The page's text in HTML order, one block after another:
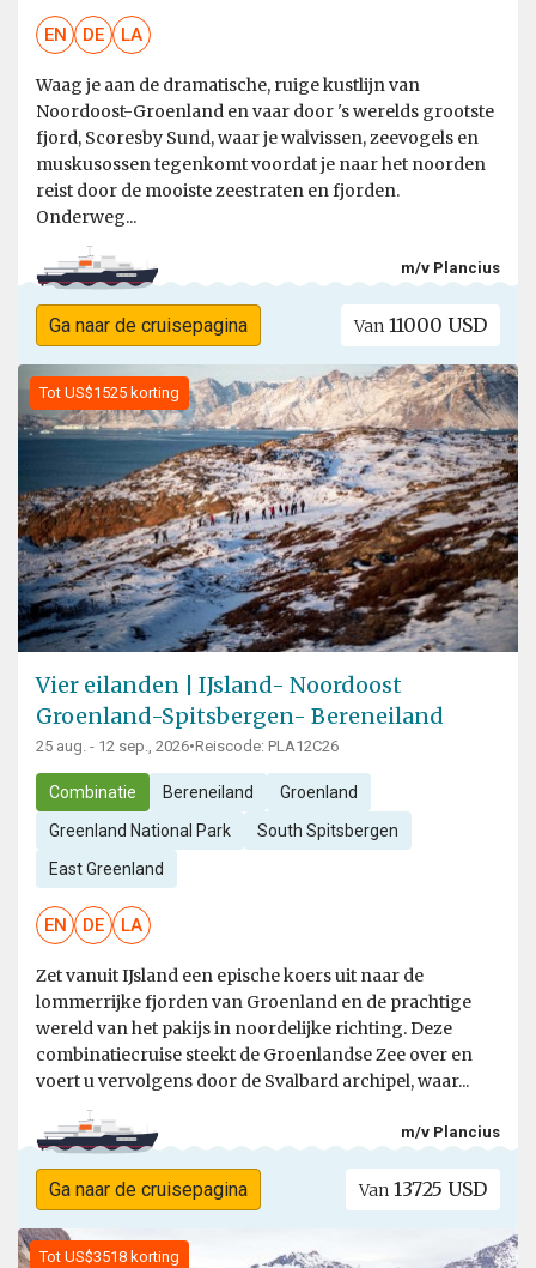
EN DE LA
Waag je aan de dramatische, ruige kustlijn van
Noordoost-Groenland en vaar door 's werelds grootste
fjord, Scoresby Sund, waar je walvissen, zeevogels en
muskusossen tegenkomt voordat je naar het noorden
reist door de mooiste zeestraten en fjorden.
Onderweg...
m/v Plancius
Ga naar de cruisepagina Van 11000 USD
Tot US$1525 korting
Vier eilanden | IJsland- Noordoost
Groenland-Spitsbergen- Bereneiland
25 aug. - 12 sep., 2026•Reiscode: PLA12C26
Combinatie Bereneiland Groenland
Greenland National Park South Spitsbergen
East Greenland
EN DE LA
Zet vanuit IJsland een epische koers uit naar de
lommerrijke fjorden van Groenland en de prachtige
wereld van het pakijs in noordelijke richting. Deze
combinatiecruise steekt de Groenlandse Zee over en
voert u vervolgens door de Svalbard archipel, waar...
m/v Plancius
Ga naar de cruisepagina Van 13725 USD
Tot US$3518 korting